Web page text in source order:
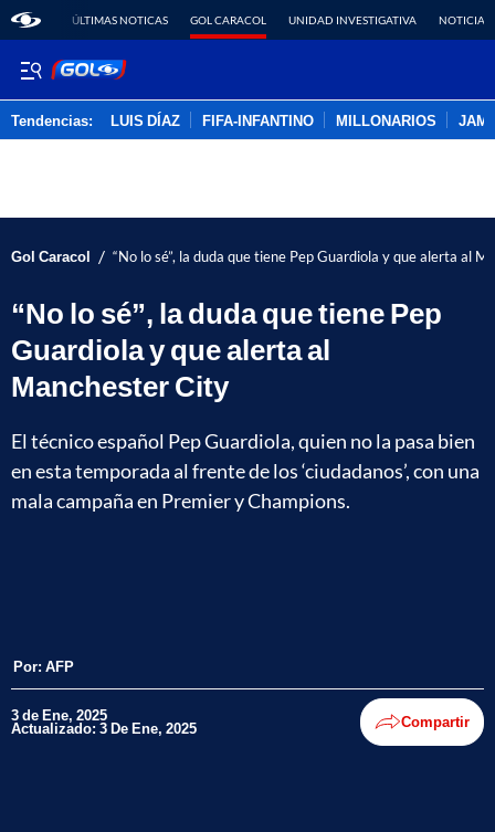
ÚLTIMAS NOTICAS GOL CARACOL UNIDAD INVESTIGATIVA NOTICIAS
Tendencias: LUIS DÍAZ FIFA-INFANTINO MILLONARIOS
Gol Caracol / “No lo sé”, la duda que tiene Pep Guardiola y que alerta al
“No lo sé”, la duda que tiene Pep
Guardiola y que alerta al
Manchester City
El técnico español Pep Guardiola, quien no la pasa bien
en esta temporada al frente de los ‘ciudadanos’, con una
mala campaña en Premier y Champions.
Por: AFP
3 de Ene, 2025
Actualizado: 3 De Ene, 2025 Compartir